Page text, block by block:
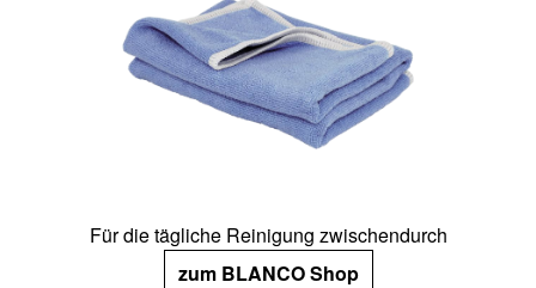
Für die tägliche Reinigung zwischendurch
zum BLANCO Shop